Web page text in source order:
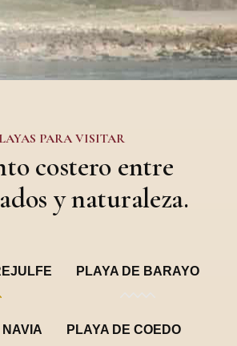
PARA VISITAR
costero entre
y naturaleza.
PLAYA DE BARAYO
NAVIA PLAYA DE COEDO